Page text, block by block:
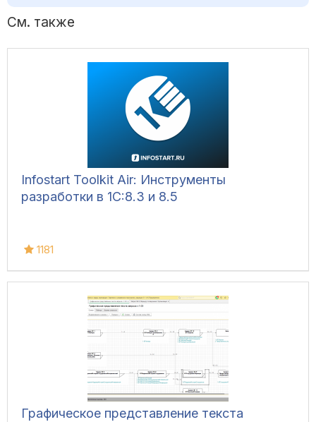
См. также
Infostart Toolkit Air: Инструменты
разработки в 1С:8.3 и 8.5
1181
Графическое представление текста